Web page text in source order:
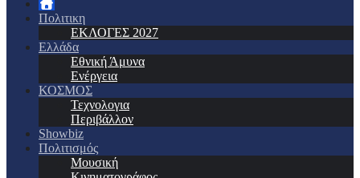
Πολιτικη
ΕΚΛΟΓΕΣ 2027
Ελλάδα
Εθνική Άμυνα
Ενέργεια
ΚΟΣΜΟΣ
Τεχνολογια
Περιβάλλον
Showbiz
Πολιτισμός
Μουσική